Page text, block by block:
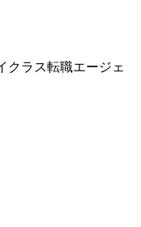
クラス転職エージェ